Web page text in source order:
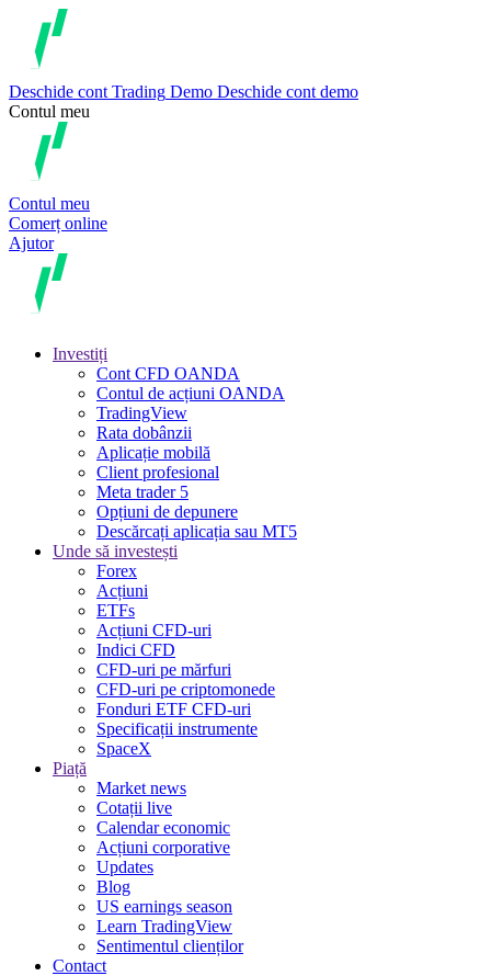
Deschide cont Trading Demo Deschide cont demo
Contul meu
Contul meu
Comerț online
Ajutor
Investiți
Cont CFD OANDA
Contul de acțiuni OANDA
TradingView
Rata dobânzii
Aplicație mobilă
Client profesional
Meta trader 5
Opțiuni de depunere
Descărcați aplicația sau MT5
Unde să investești
Forex
Acțiuni
ETFs
Acțiuni CFD-uri
Indici CFD
CFD-uri pe mărfuri
CFD-uri pe criptomonede
Fonduri ETF CFD-uri
Specificații instrumente
SpaceX
Piață
Market news
Cotații live
Calendar economic
Acțiuni corporative
Updates
Blog
US earnings season
Learn TradingView
Sentimentul clienților
Contact